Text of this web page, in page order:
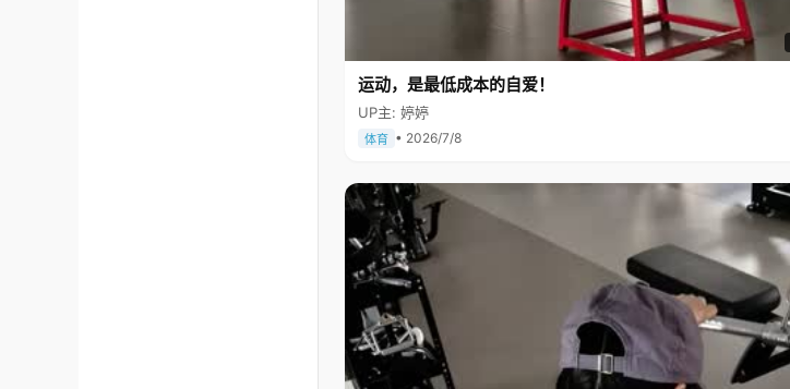
运动，是最低成本的自爱！
UP主: 婷婷
体育 • 2026/7/8